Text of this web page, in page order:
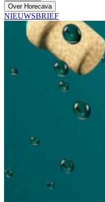
Over Horecava
NIEUWSBRIEF